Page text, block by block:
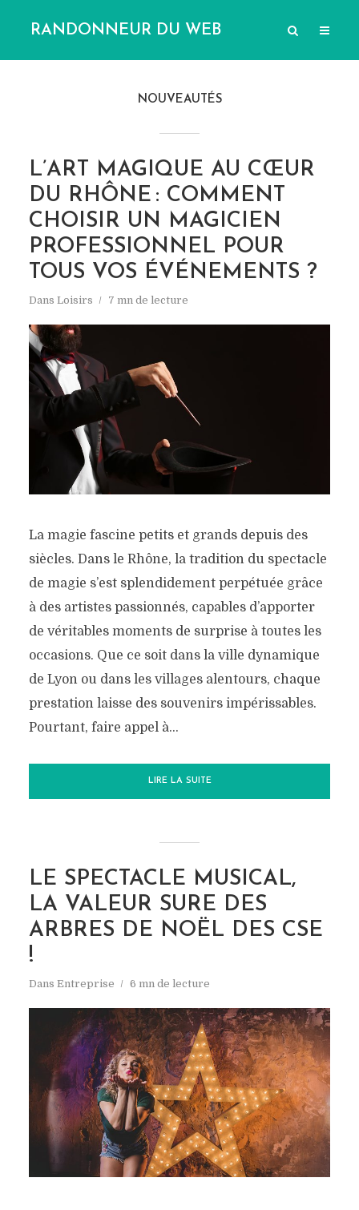
RANDONNEUR DU WEB
NOUVEAUTÉS
L’ART MAGIQUE AU CŒUR
DU RHÔNE : COMMENT
CHOISIR UN MAGICIEN
PROFESSIONNEL POUR
TOUS VOS ÉVÉNEMENTS ?
Dans Loisirs 7 mn de lecture
La magie fascine petits et grands depuis des
siècles. Dans le Rhône, la tradition du spectacle
de magie s’est splendidement perpétuée grâce
à des artistes passionnés, capables d’apporter
de véritables moments de surprise à toutes les
occasions. Que ce soit dans la ville dynamique
de Lyon ou dans les villages alentours, chaque
prestation laisse des souvenirs impérissables.
Pourtant, faire appel à...
LIRE LA SUITE
LE SPECTACLE MUSICAL,
LA VALEUR SURE DES
ARBRES DE NOËL DES CSE
!
Dans Entreprise 6 mn de lecture